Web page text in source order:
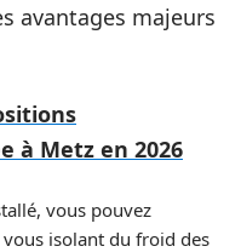
avantages majeurs
à Metz en 2026
vous pouvez
isolant du froid des